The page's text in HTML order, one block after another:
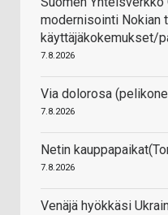
modernisointi Nokian
käyttäjäkokemukset/
7.8.2026
Via dolorosa
7.8.2026
Netin
7.8.2026
Venäjä hyökkäsi